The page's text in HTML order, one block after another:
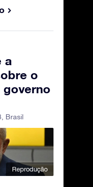
a
o
, Brasil
Reprodução